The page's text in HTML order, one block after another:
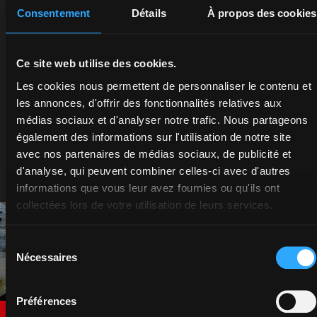
Consentement Détails À propos des cookies
Ce site web utilise des cookies.
Les cookies nous permettent de personnaliser le contenu et
les annonces, d'offrir des fonctionnalités relatives aux
médias sociaux et d'analyser notre trafic. Nous partageons
également des informations sur l'utilisation de notre site
avec nos partenaires de médias sociaux, de publicité et
d'analyse, qui peuvent combiner celles-ci avec d'autres
informations que vous leur avez fournies ou qu'ils ont
collectées lors de votre utilisation de leurs services.
Sélection
du
consentement
Nécessaires
Préférences
garantie d'excellence.
des services améliore les performances. Pièces
détachées d'origine, assistance et
merchandising : chaque service est conçu pour
vous offrir une qualité sans compromis.
Choisissez McCormick et entrez dans un
monde de technologie, d'innovation et de
passion. Votre succès est notre mission.